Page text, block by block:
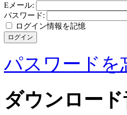
Eメール:
パスワード:
ログイン情報を記憶
パスワードを
ダウンロー